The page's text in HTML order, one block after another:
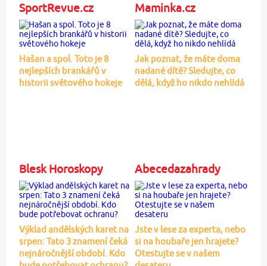
SportRevue.cz
Hašan a spol. Toto je 8
nejlepších brankářů v
historii světového hokeje
Maminka.cz
Jak poznat, že máte doma
nadané dítě? Sledujte, co
dělá, když ho nikdo nehlídá
Blesk Horoskopy
Výklad andělských karet na
srpen: Tato 3 znamení čeká
nejnáročnější období. Kdo
Abecedazahrady
Jste v lese za experta, nebo
si na houbaře jen hrajete?
Otestujte se v našem